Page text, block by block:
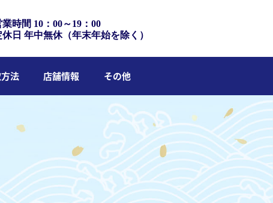
業時間 10：00～19：00
休日 年中無休（年末年始を除く）
法 店舗情報 その他